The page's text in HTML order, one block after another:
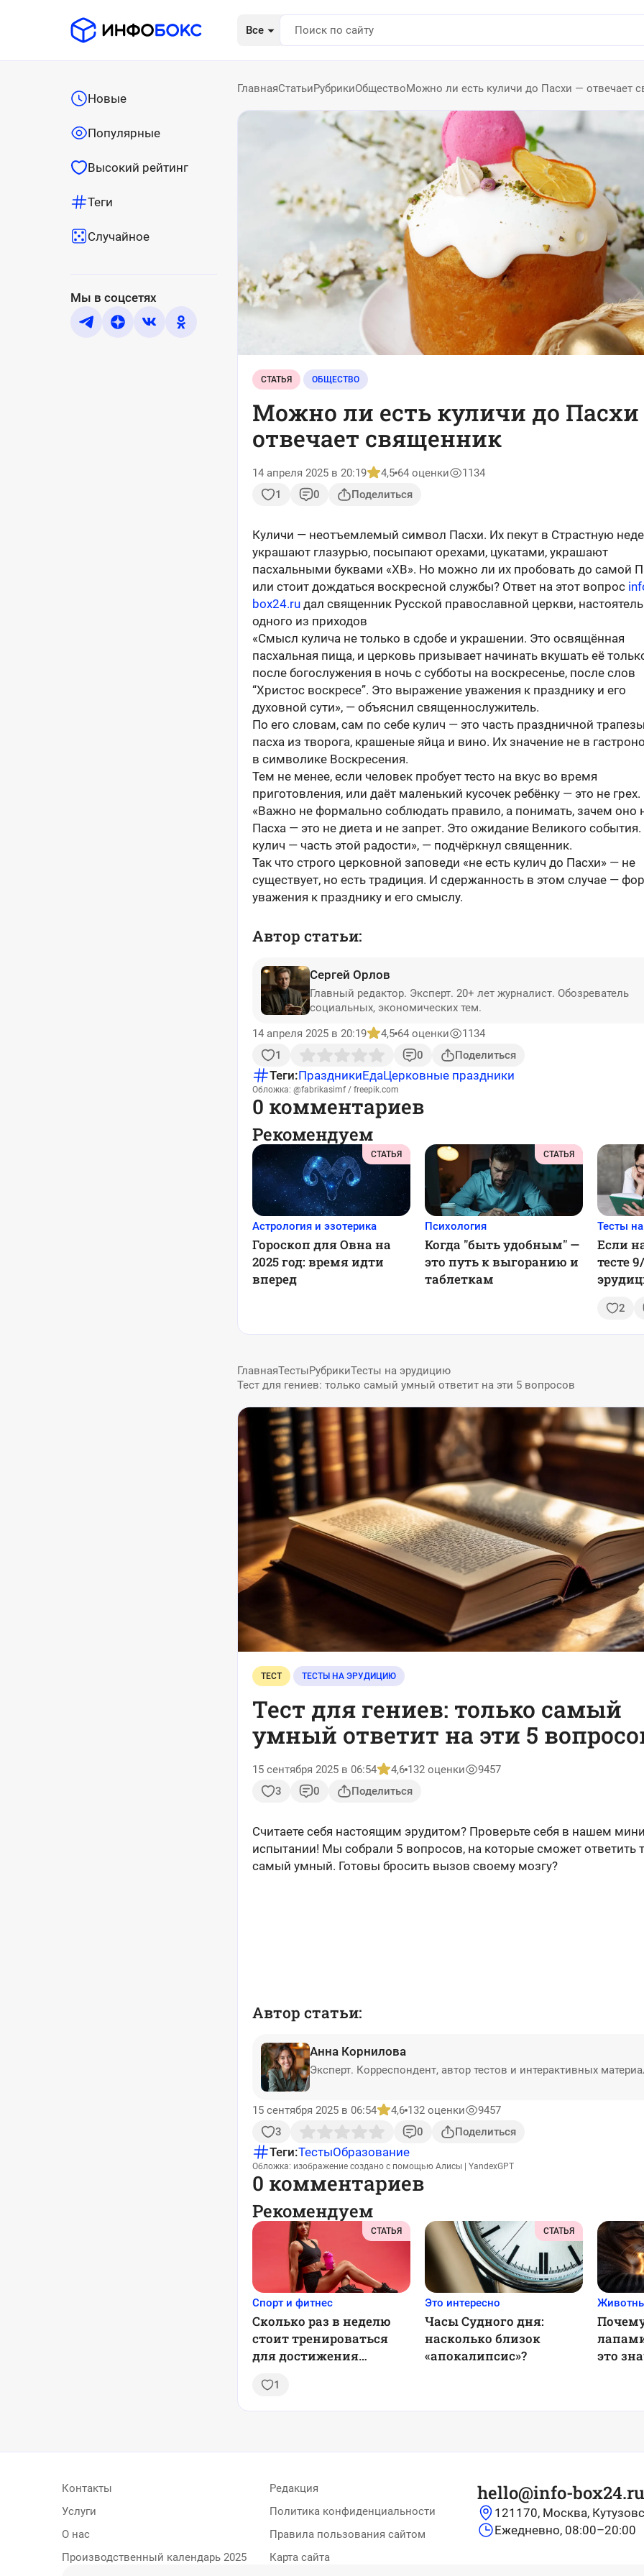
Все
Новые
Популярные
Высокий рейтинг
Теги
Случайное
Мы в соцсетях
ГлавнаяСтатьиРубрикиОбществоМожно ли есть куличи до Пасхи — отвечает
СТАТЬЯ ОБЩЕСТВО
Можно ли есть куличи до
отвечает священник
14 апреля 2025 в 20:19 4,5 64 оценки
1134
1
0 Поделиться
Куличи — неотъемлемый символ Пасхи. Их пекут в Страстную
украшают глазурью, посыпают орехами, цукатами, украшают
пасхальными буквами «ХВ». Но можно ли их пробовать до самой
или стоит дождаться воскресной службы? Ответ на этот вопрос
box24.ru дал священник Русской православной церкви, настоятель
одного из приходов
«Смысл кулича не только в сдобе и украшении. Это освящённая
пасхальная пища, и церковь призывает начинать вкушать её
после богослужения в ночь с субботы на воскресенье, после слов
“Христос воскресе”. Это выражение уважения к празднику и его
духовной сути», — объяснил священнослужитель.
По его словам, сам по себе кулич — это часть праздничной
пасха из творога, крашеные яйца и вино. Их значение не в
в символике Воскресения.
Тем не менее, если человек пробует тесто на вкус во время
приготовления, или даёт маленький кусочек ребёнку — это не грех.
«Важно не формально соблюдать правило, а понимать, зачем оно
Пасха — это не диета и не запрет. Это ожидание Великого
кулич — часть этой радости», — подчёркнул священник.
Так что строго церковной заповеди «не есть кулич до Пасхи» — не
существует, но есть традиция. И сдержанность в этом случае —
уважения к празднику и его смыслу.
Автор статьи:
Сергей Орлов
Главный редактор. Эксперт. 20+ лет журналист. Обозреватель
социальных, экономических тем.
14 апреля 2025 в 20:19
4,5 64 оценки
1134
1
0 Поделиться
Теги:ПраздникиЕдаЦерковные праздники
Обложка: @fabrikasimf / freepik.com
0 комментариев
Рекомендуем
СТАТЬЯ
Астрология и эзотерика
Гороскоп для Овна на
2025 год: время идти
вперед
СТАТЬЯ
Психология
Когда "быть удобным" —
это путь к выгоранию и
таблеткам
Тесты
Если
тесте
2
ГлавнаяТестыРубрикиТесты на эрудицию
Тест для гениев: только самый умный ответит на эти 5 вопросов
ТЕСТ ТЕСТЫ НА ЭРУДИЦИЮ
Тест для гениев: только самый
умный ответит на эти 5
15 сентября 2025 в 06:54 4,6 132 оценки
9457
3
0 Поделиться
Считаете себя настоящим эрудитом? Проверьте себя в нашем
испытании! Мы собрали 5 вопросов, на которые сможет ответить
самый умный. Готовы бросить вызов своему мозгу?
Автор статьи:
Анна Корнилова
Эксперт. Корреспондент, автор тестов и интерактивных
15 сентября 2025 в 06:54 4,6 132 оценки
9457
3
0 Поделиться
Теги:ТестыОбразование
Обложка: изображение создано с помощью Алисы | YandexGPT
0 комментариев
Рекомендуем
СТАТЬЯ
Спорт и фитнес
Сколько раз в неделю
стоит тренироваться
для достижения
рекомендации ученых
1
СТАТЬЯ
Это интересно
Часы Судного дня:
насколько близок
«апокалипсис»?
это
Контакты
Редакция
Услуги
Политика конфиденциальности
О нас
Правила пользования сайтом
Производственный календарь 2025
Карта сайта
hello@info-box24.ru
121170, Москва,
Ежедневно, 08:00–20:00